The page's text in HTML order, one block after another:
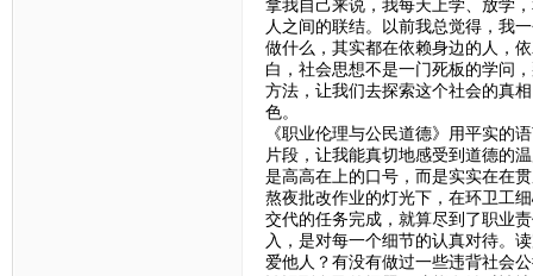
拿我自己来说，我每天上学、放学
人之间的联结。以前我总觉得，我
做什么，其实都在依赖身边的人，
白，社会思想不是一门死板的学问
方法，让我们去探索这个社会的真
色。
《职业伦理与公民道德》用平实的
片段，让我能真切地感受到道德的
是高高在上的口号，而是实实在在
熬夜批改作业的灯光下，在环卫工
交代的任务完成，就算尽到了职业
入，是对每一个细节的认真对待。
爱他人？有没有做过一些违背社会